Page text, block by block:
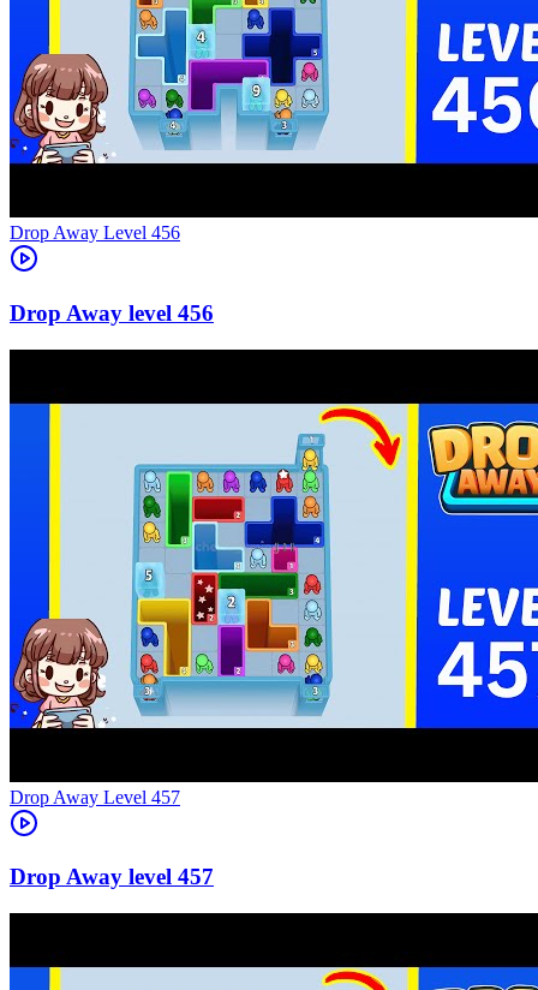
Level 456
456
Level 457
457